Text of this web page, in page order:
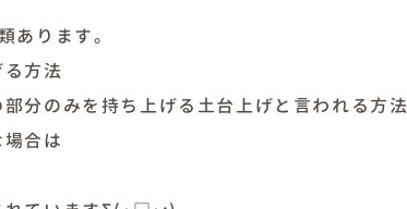
あります。
方法
分のみを持ち上げる土台上げと言われる方法
合は